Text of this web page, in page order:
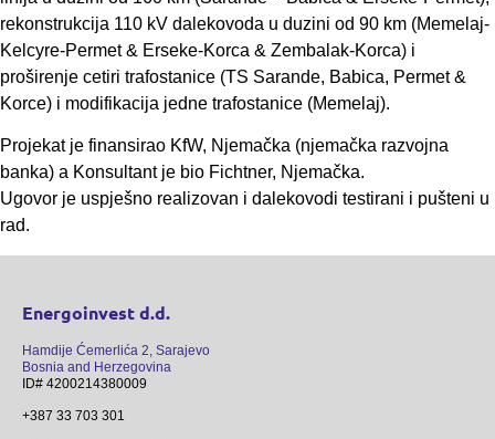
rekonstrukcija 110 kV dalekovoda u duzini od 90 km (Memelaj-
Kelcyre-Permet & Erseke-Korca & Zembalak-Korca) i
proširenje cetiri trafostanice (TS Sarande, Babica, Permet &
Korce) i modifikacija jedne trafostanice (Memelaj).
Projekat je finansirao KfW, Njemačka (njemačka razvojna
banka) a Konsultant je bio Fichtner, Njemačka.
Ugovor je uspješno realizovan i dalekovodi testirani i pušteni u
rad.
Energoinvest d.d.
Hamdije Ćemerlića 2, Sarajevo
Bosnia and Herzegovina
ID# 4200214380009
+387 33 703 301